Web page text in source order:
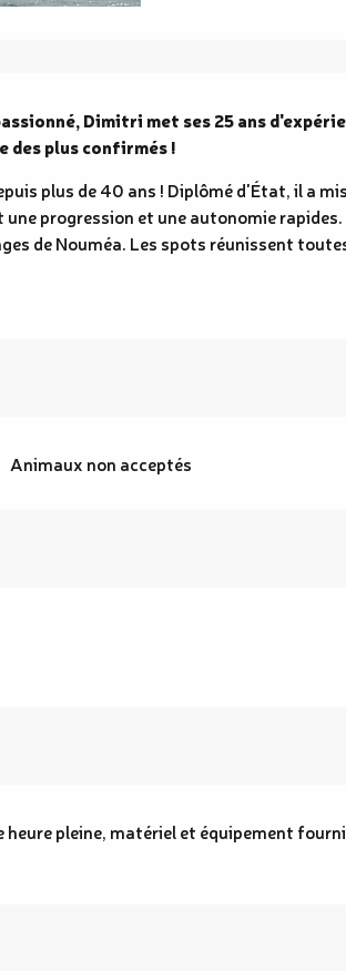
Dimitri met ses 25 ans
des plus confirmés !
plus de 40 ans ! Diplômé d'État, il a
progression et une autonomie rapides.
de Nouméa. Les spots réunissent
Animaux non acceptés
pleine, matériel et équipement